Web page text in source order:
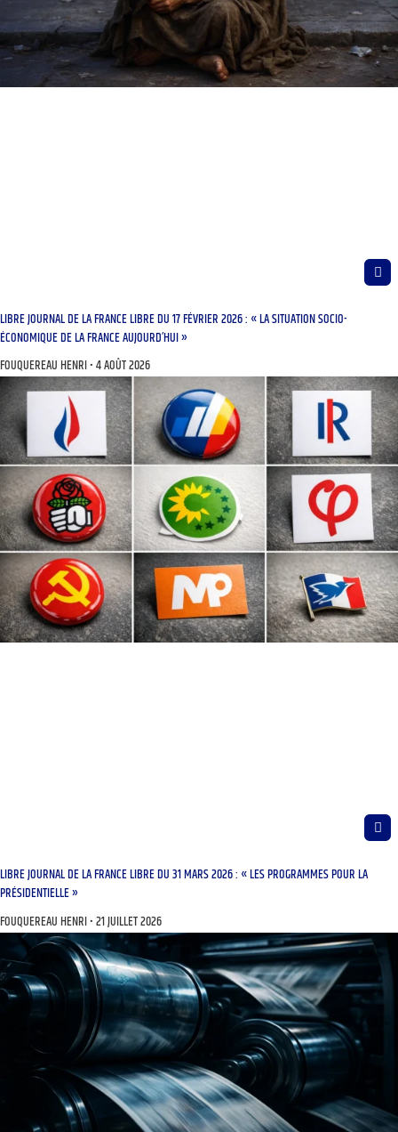
LIBRE JOURNAL DE LA FRANCE LIBRE DU 17 FÉVRIER 2026 : « LA SITUATION SOCIO-
ÉCONOMIQUE DE LA FRANCE AUJOURD’HUI »
FOUQUEREAU HENRI 4 AOÛT 2026
LIBRE JOURNAL DE LA FRANCE LIBRE DU 31 MARS 2026 : « LES PROGRAMMES POUR LA
PRÉSIDENTIELLE »
FOUQUEREAU HENRI 21 JUILLET 2026